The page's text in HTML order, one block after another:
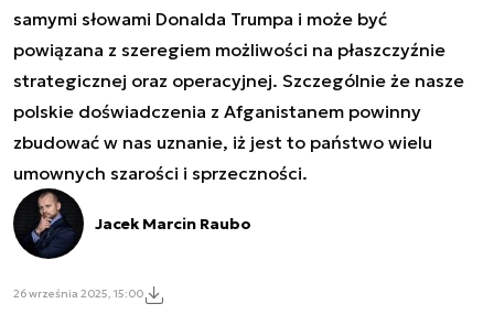
samymi słowami Donalda Trumpa i może być
powiązana z szeregiem możliwości na płaszczyźnie
strategicznej oraz operacyjnej. Szczególnie że nasze
polskie doświadczenia z Afganistanem powinny
zbudować w nas uznanie, iż jest to państwo wielu
umownych szarości i sprzeczności.
Jacek Marcin Raubo
26 września 2025, 15:00